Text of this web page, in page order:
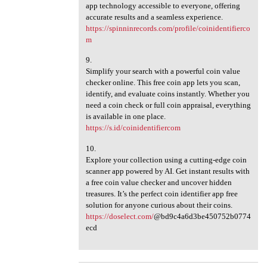
app technology accessible to everyone, offering
accurate results and a seamless experience.
https://spinninrecords.com/profile/coinidentifierco
m
9.
Simplify your search with a powerful coin value
checker online. This free coin app lets you scan,
identify, and evaluate coins instantly. Whether you
need a coin check or full coin appraisal, everything
is available in one place.
https://s.id/coinidentifiercom
10.
Explore your collection using a cutting-edge coin
scanner app powered by AI. Get instant results with
a free coin value checker and uncover hidden
treasures. It’s the perfect coin identifier app free
solution for anyone curious about their coins.
https://doselect.com/@bd9c4a6d3be450752b0774
ecd